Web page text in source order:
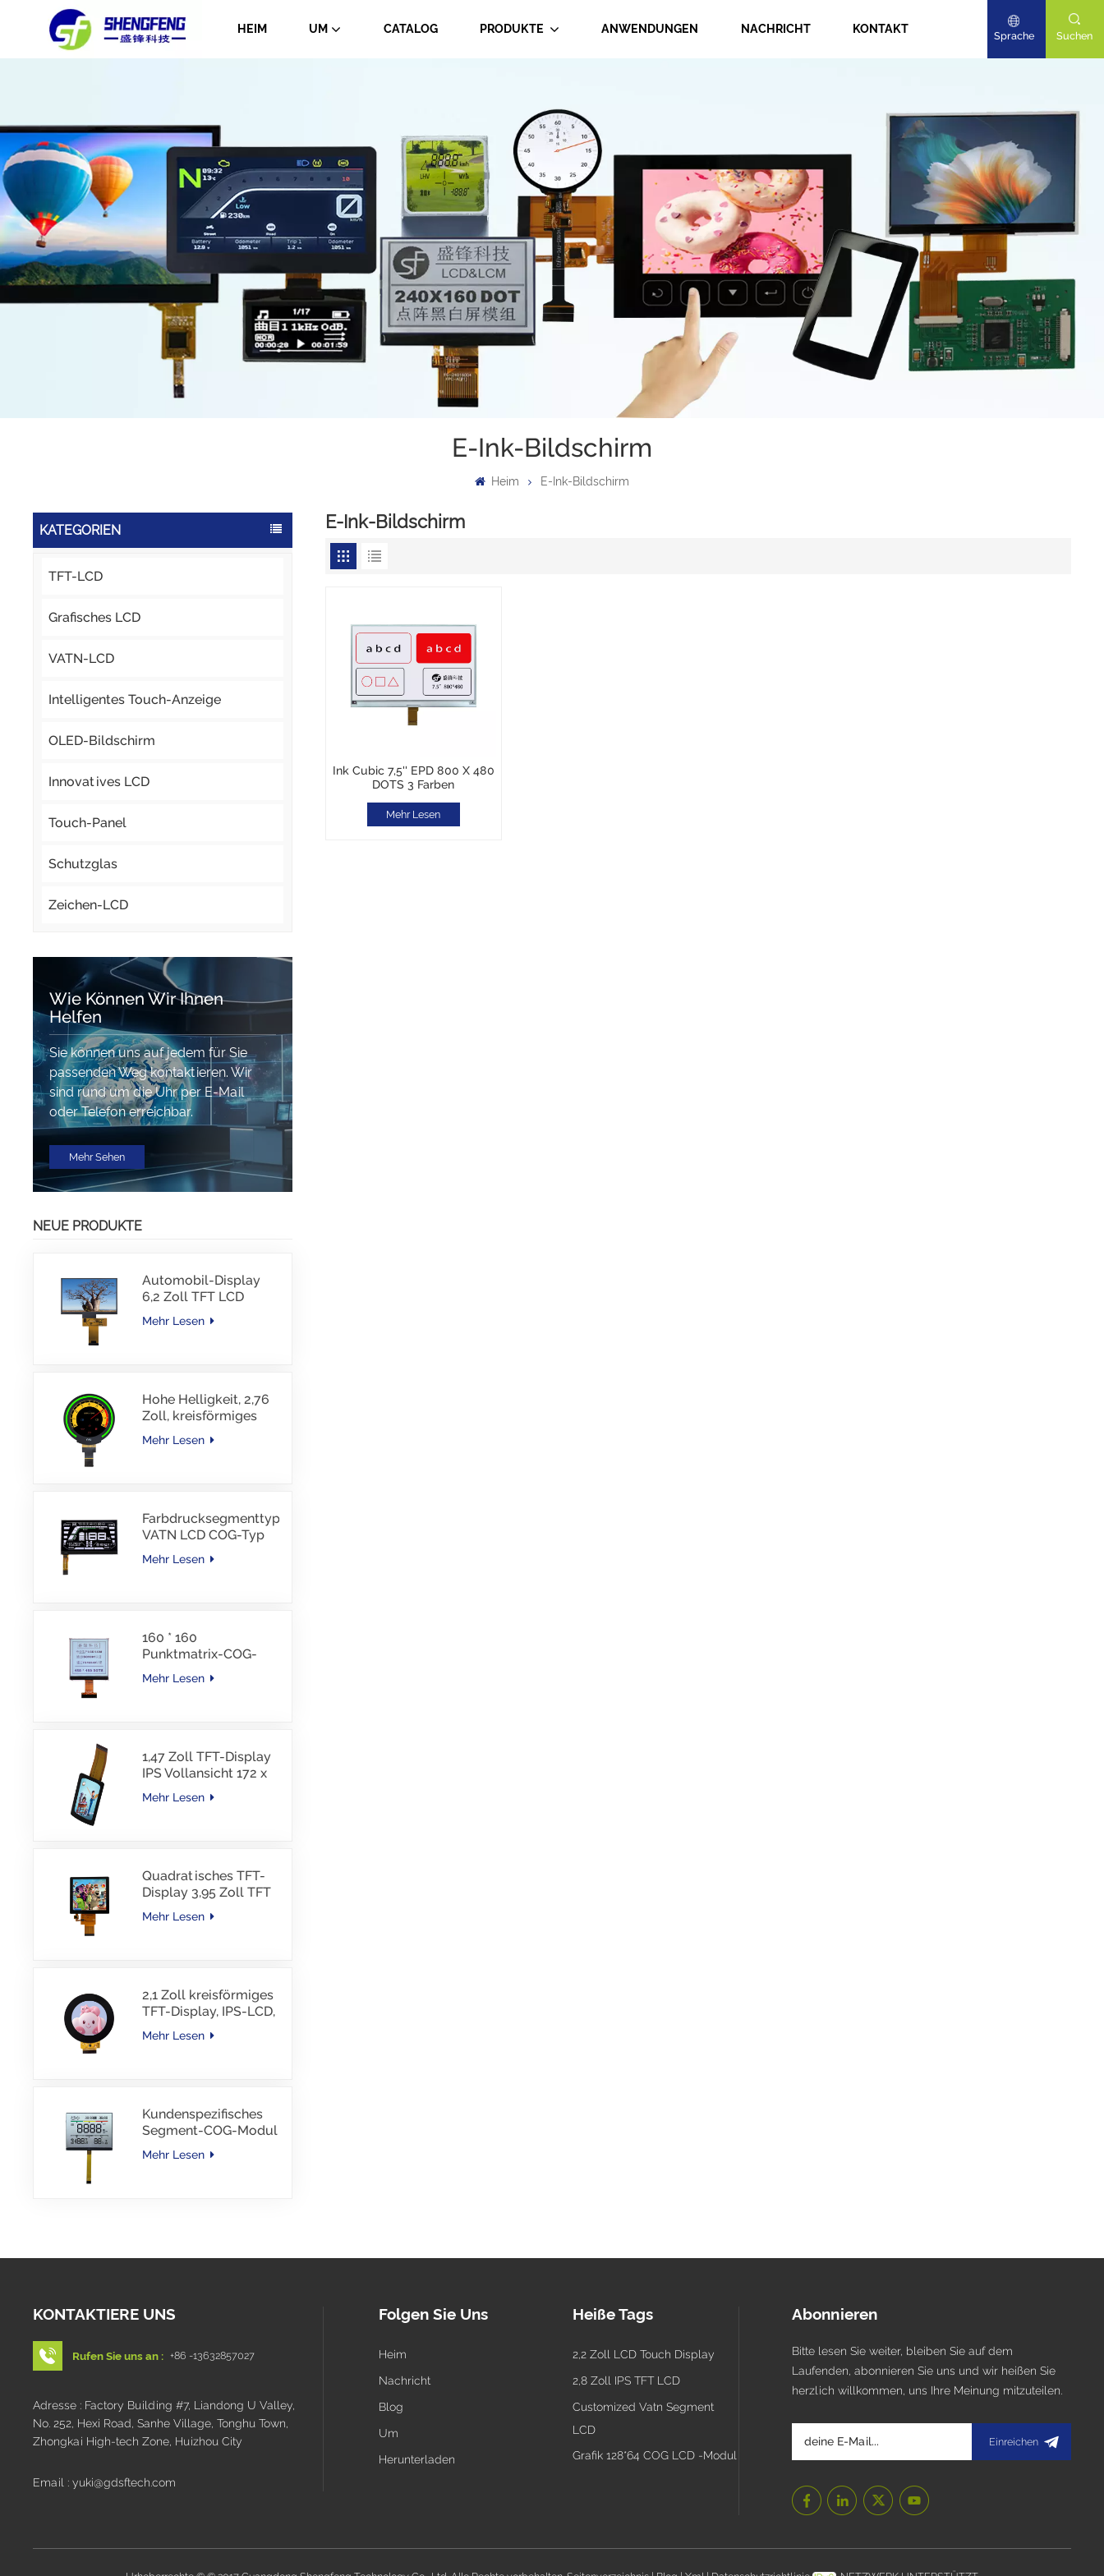
HEIM UM CATALOG PRODUKTE ANWENDUNGEN NACHRICHT KONTAKT Suchen
Sprache
English
Deutsch
日本語
E-Ink-Bildschirm
Heim E-Ink-Bildschirm
KATEGORIEN
TFT-LCD
Grafisches LCD
VATN-LCD
Intelligentes Touch-Anzeige
OLED-Bildschirm
Innovatives LCD
Touch-Panel
Schutzglas
Zeichen-LCD
Wie Können Wir Ihnen
Helfen
Sie können uns auf jedem für Sie
passenden Weg kontaktieren. Wir
sind rund um die Uhr per E-Mail
oder Telefon erreichbar.
Mehr Sehen
NEUE PRODUKTE
Automobil-Display
6,2 Zoll TFT LCD
1024*600 IPS TFT-
Schnittstellentreiber-
Mehr Lesen
Hohe Helligkeit, 2,76
Zoll, kreisförmiges
TFT-Display, 480 x
480 Auflösung, 1000
Mehr Lesen
Farbdrucksegmenttyp
VATN LCD COG-Typ
LCD mit IIC-
Schnittstelle für E-
Mehr Lesen
160 * 160
Punktmatrix-COG-
LCD-Modul FSTN LCD
China Lieferant
Mehr Lesen
1,47 Zoll TFT-Display
IPS Vollansicht 172 x
320 Auflösung
Bildschirm
Mehr Lesen
Quadratisches TFT-
Display 3,95 Zoll TFT
LCD 480*480 40PINS
RGB-Schnittstelle
Mehr Lesen
2,1 Zoll kreisförmiges
TFT-Display, IPS-LCD,
RGB-Schnittstelle
Mehr Lesen
Kundenspezifisches
Segment-COG-Modul
TN-LCD mit
Farbdruck
Mehr Lesen
E-Ink-Bildschirm
Ink Cubic 7,5'' EPD 800 X 480
DOTS 3 Farben
Mehr Lesen
KONTAKTIERE UNS
Rufen Sie uns an : +86 -13632857027
Adresse : Factory Building #7, Liandong U Valley,
No. 252, Hexi Road, Sanhe Village, Tonghu Town,
Zhongkai High-tech Zone, Huizhou City
Email : yuki@gdsftech.com
Folgen Sie Uns
Heim
Nachricht
Blog
Um
Herunterladen
Heiße Tags
2,2 Zoll LCD Touch Display
2,8 Zoll IPS TFT LCD
Customized Vatn Segment
LCD
Grafik 128*64 COG LCD -Modul
Abonnieren
Bitte lesen Sie weiter, bleiben Sie auf dem
Laufenden, abonnieren Sie uns und wir heißen Sie
herzlich willkommen, uns Ihre Meinung mitzuteilen.
Einreichen